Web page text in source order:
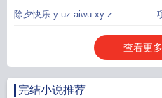
除夕快乐 y uz aiwu xy z
查看更多
完结小说推荐